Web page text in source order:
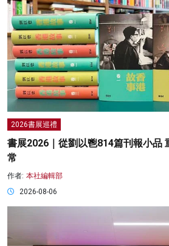
2026書展巡禮
書展2026｜從劉以鬯814篇刊報小品
常
作者: 本社編輯部
2026-08-06